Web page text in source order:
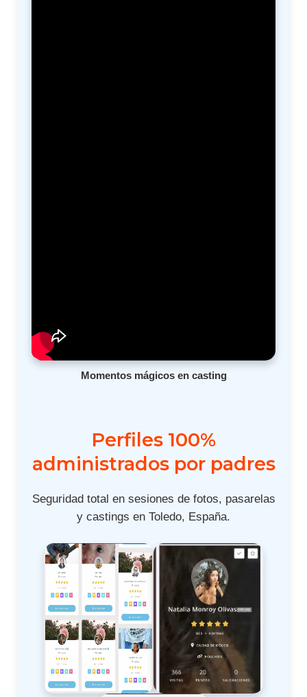
Momentos mágicos en casting
Perfiles 100%
administrados por padres
Seguridad total en sesiones de fotos, pasarelas
y castings en Toledo, España.